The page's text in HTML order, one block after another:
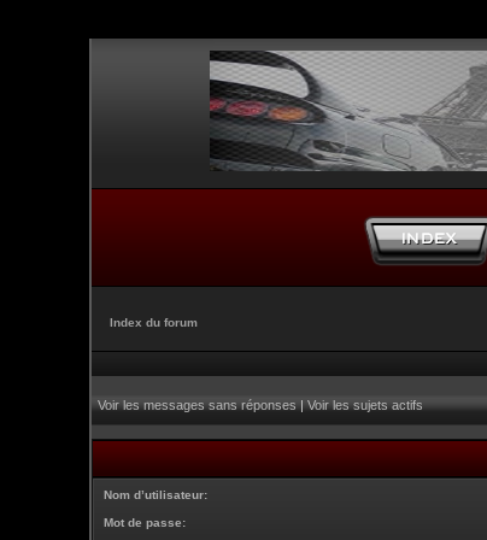
Index du forum
Voir les messages sans réponses|Voir les sujets actifs
Nom d’utilisateur:
Mot de passe: